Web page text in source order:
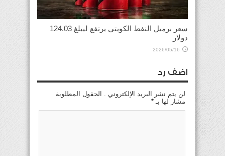
سعر برميل النفط الكويتي يرتفع ليبلغ 124.03
دولار
2026/05/16
اضف رد
لن يتم نشر البريد الإلكتروني . الحقول المطلوبة
مشار لها بـ *